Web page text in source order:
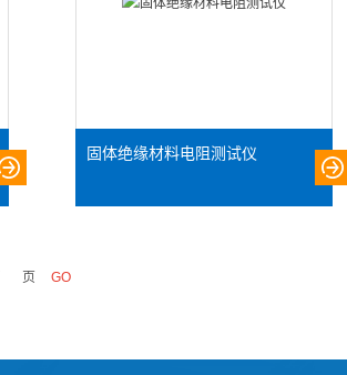
固体绝缘材料电阻测试仪
页